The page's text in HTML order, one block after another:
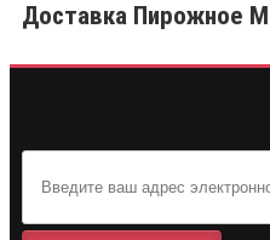
Доставка Пирожное